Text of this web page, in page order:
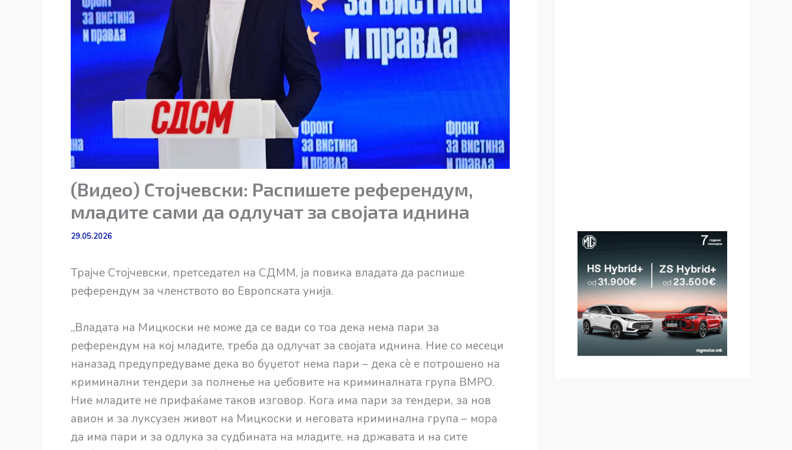
(Видео) Стојчевски: Распишете референдум,
младите сами да одлучат за својата иднина
29.05.2026
Трајче Стојчевски, претседател на СДММ, ја повика владата да распише
референдум за членството во Европската унија.
„Владата на Мицкоски не може да се вади сo тоа дека нема пари за
референдум на кој младите, треба да одлучат за својата иднина. Ние со месеци
наназад предупредуваме дека во буџетот нема пари – дека сè е потрошено на
криминални тендери за полнење на џебовите на криминалната група ВМРО.
Ние младите не прифаќаме таков изговор. Кога има пари за тендери, за нов
авион и за луксузен живот на Мицкоски и неговата криминална група – мора
да има пари и за одлука за судбината на младите, на државата и на сите